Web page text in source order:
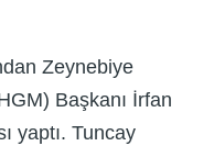
Zeynebiye
Başkanı İrfan
yaptı. Tuncay